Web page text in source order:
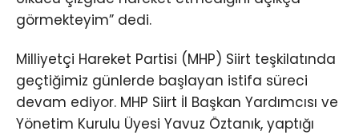
görmekteyim” dedi.
Milliyetçi Hareket Partisi (MHP) Siirt teşkilatında
geçtiğimiz günlerde başlayan istifa süreci
devam ediyor. MHP Siirt İl Başkan Yardımcısı ve
Yönetim Kurulu Üyesi Yavuz Öztanık, yaptığı